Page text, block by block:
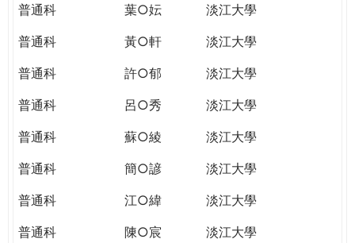
普通科
葉○妘
淡江大學
普通科
黃○軒
淡江大學
普通科
許○郁
淡江大學
普通科
呂○秀
淡江大學
普通科
蘇○綾
淡江大學
普通科
簡○諺
淡江大學
普通科
江○緯
淡江大學
普通科
陳○宸
淡江大學